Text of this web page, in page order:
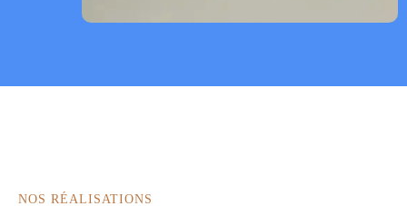
NOS RÉALISATIONS